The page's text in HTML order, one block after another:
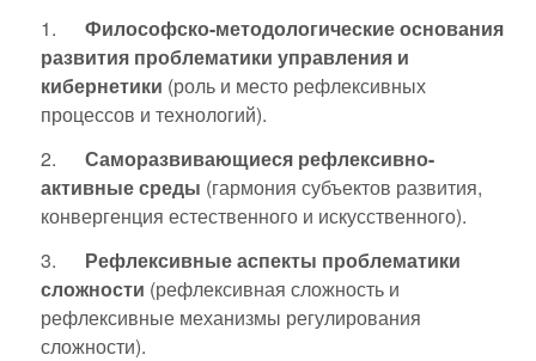
1. Философско-методологические основания
развития проблематики управления и
кибернетики (роль и место рефлексивных
процессов и технологий).
2. Саморазвивающиеся рефлексивно-
активные среды (гармония субъектов развития,
конвергенция естественного и искусственного).
3. Рефлексивные аспекты проблематики
сложности (рефлексивная сложность и
рефлексивные механизмы регулирования
сложности).